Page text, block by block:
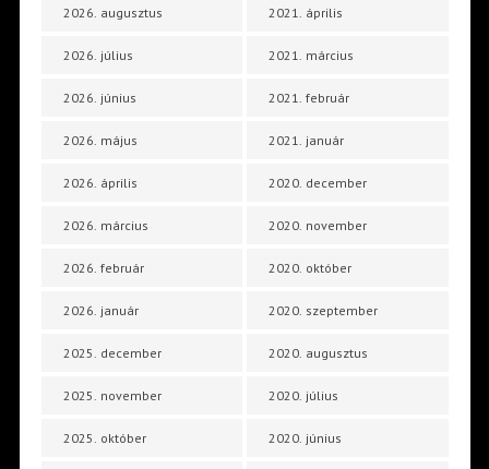
2026. augusztus
2026. július
2026. június
2026. május
2026. április
2026. március
2026. február
2026. január
2025. december
2025. november
2025. október
2021. április
2021. március
2021. február
2021. január
2020. december
2020. november
2020. október
2020. szeptember
2020. augusztus
2020. július
2020. június